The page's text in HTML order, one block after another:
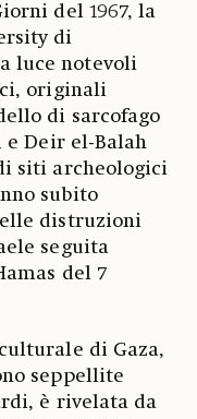
del 1967, la
di
luce notevoli
originali
di sarcofago
e Deir el-Balah
siti archeologici
subito
distruzioni
seguita
del 7
di Gaza,
seppellite
è rivelata da